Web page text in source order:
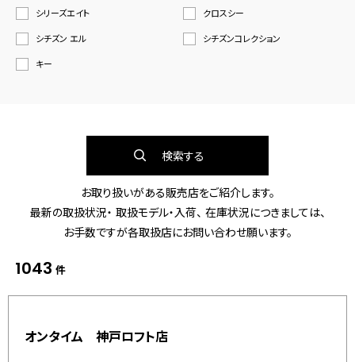
シリーズエイト
クロスシー
シチズン エル
シチズンコレクション
キー
検索する
お取り扱いがある販売店をご紹介します。
最新の取扱状況・ 取扱モデル・入荷、 在庫状況につきましては、
お手数ですが各取扱店にお問い合わせ願います。
1043 件
オンタイム 神戸ロフト店